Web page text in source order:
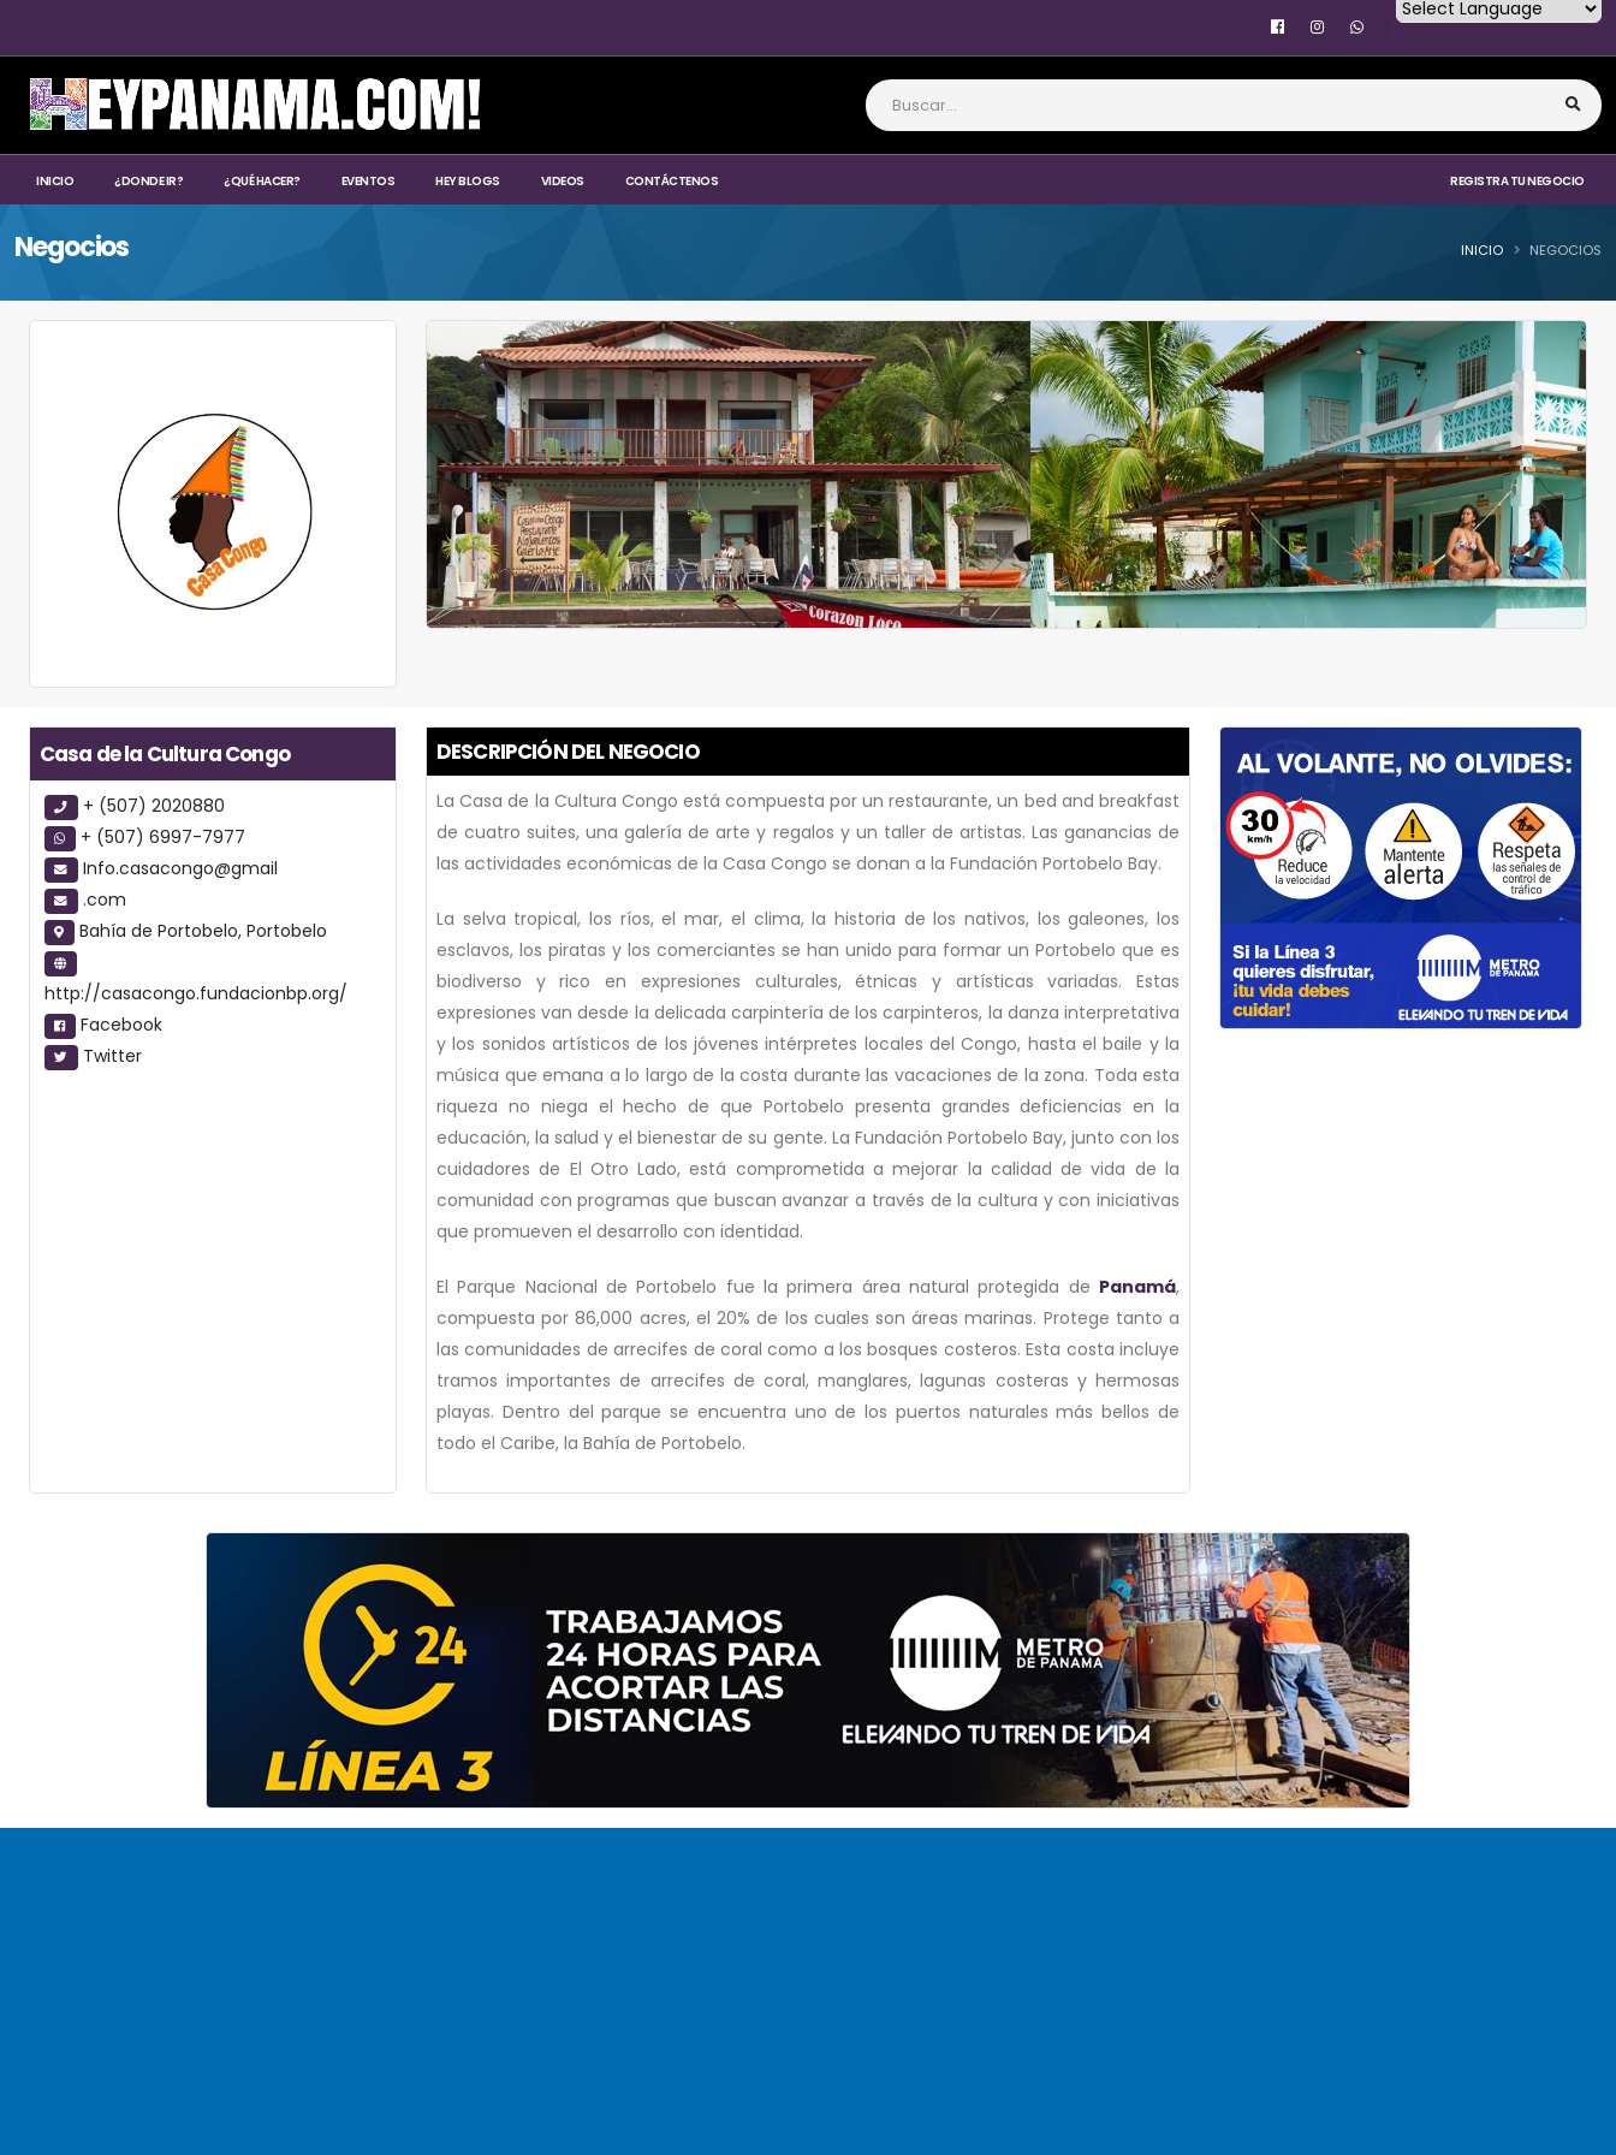
INICIO ¿DONDE IR? ¿QUÉ HACER? EVENTOS HEY BLOGS VIDEOS CONTÁCTENOS REGISTRA TU NEGOCIO
Negocios INICIO NEGOCIOS
Casa de la Cultura Congo
+ (507) 2020880
+ (507) 6997-7977
Info.casacongo@gmail
.com
Bahía de Portobelo, Portobelo
http://casacongo.fundacionbp.org/
Facebook
Twitter
DESCRIPCIÓN DEL NEGOCIO
La Casa de la Cultura Congo está compuesta por un restaurante, un bed and breakfast
de cuatro suites, una galería de arte y regalos y un taller de artistas. Las ganancias de
las actividades económicas de la Casa Congo se donan a la Fundación Portobelo Bay.
La selva tropical, los ríos, el mar, el clima, la historia de los nativos, los galeones, los
esclavos, los piratas y los comerciantes se han unido para formar un Portobelo que es
biodiverso y rico en expresiones culturales, étnicas y artísticas variadas. Estas
expresiones van desde la delicada carpintería de los carpinteros, la danza interpretativa
y los sonidos artísticos de los jóvenes intérpretes locales del Congo, hasta el baile y la
música que emana a lo largo de la costa durante las vacaciones de la zona. Toda esta
riqueza no niega el hecho de que Portobelo presenta grandes deficiencias en la
educación, la salud y el bienestar de su gente. La Fundación Portobelo Bay, junto con los
cuidadores de El Otro Lado, está comprometida a mejorar la calidad de vida de la
comunidad con programas que buscan avanzar a través de la cultura y con iniciativas
que promueven el desarrollo con identidad.
El Parque Nacional de Portobelo fue la primera área natural protegida de Panamá,
compuesta por 86,000 acres, el 20% de los cuales son áreas marinas. Protege tanto a
las comunidades de arrecifes de coral como a los bosques costeros. Esta costa incluye
tramos importantes de arrecifes de coral, manglares, lagunas costeras y hermosas
playas. Dentro del parque se encuentra uno de los puertos naturales más bellos de
todo el Caribe, la Bahía de Portobelo.